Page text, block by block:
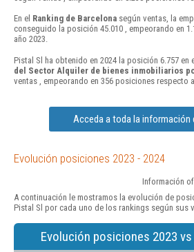
En el Ranking de Barcelona según ventas, la
conseguido la posición 45.010 , empeorando en
año 2023.
Pistal Sl ha obtenido en 2024 la posición 6.757 en
del Sector Alquiler de bienes inmobiliarios
ventas , empeorando en 356 posiciones respecto
Acceda a toda la información
Evolución posiciones 2023 - 2024
Información
A continuación le mostramos la evolución de
Pistal Sl por cada uno de los rankings según sus
Evolución posiciones 2023